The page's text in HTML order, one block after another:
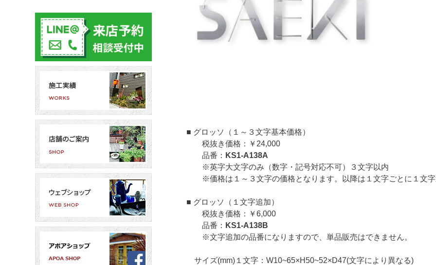
■ グロッソ（１～３文字基本価格）
税抜き価格：￥24,000
品番： KS1-A138A
※英字大文字のみ（数字・記号対応不可）３文字以内
※価格は１～３文字の価格となります。以降は１文字ごとに１文字
■ グロッソ（１文字追加）
税抜き価格：￥6,000
品番： KS1-A138B
※文字追加の品番になりますので、単品販売はできません。
サイズ(mm)１文字： W10~65×H50~52×D47(文字により異なる)